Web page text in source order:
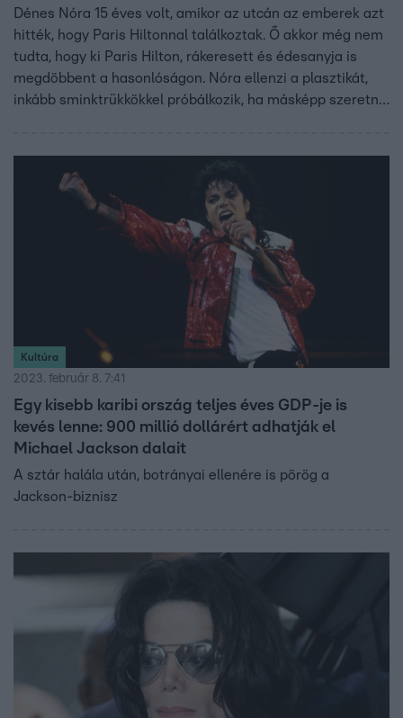
Dénes Nóra 15 éves volt, amikor az utcán az emberek azt
hitték, hogy Paris Hiltonnal találkoztak. Ő akkor még nem
tudta, hogy ki Paris Hilton, rákeresett és édesanyja is
megdöbbent a hasonlóságon. Nóra ellenzi a plasztikát,
inkább sminktrükkökkel próbálkozik, ha másképp szeretne
példaképére. Tánctudását is megmutatta a stúdióban.
Kultúra
2023. február 8. 7:41
Egy kisebb karibi ország teljes éves GDP-je is
kevés lenne: 900 millió dollárért adhatják el
Michael Jackson dalait
A sztár halála után, botrányai ellenére is pörög a
Jackson-biznisz